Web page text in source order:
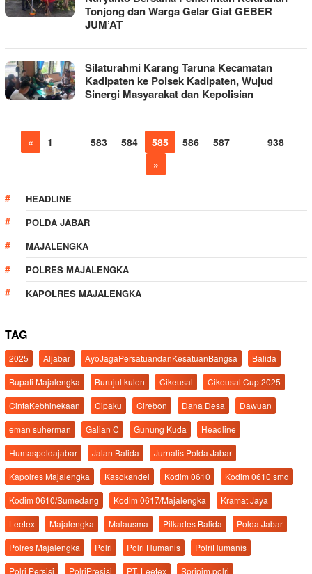
Tonjong dan Warga Gelar Giat GEBER
JUM’AT
Silaturahmi Karang Taruna Kecamatan
Kadipaten ke Polsek Kadipaten, Wujud
Sinergi Masyarakat dan Kepolisian
« 1 583 584 585 586 587
938
»
HEADLINE
POLDA JABAR
MAJALENGKA
POLRES MAJALENGKA
KAPOLRES MAJALENGKA
TAG
2025 Aljabar AyoJagaPersatuandanKesatuanBangsa
Balida
Bupati Majalengka
Burujul kulon Cikeusal
Cikeusal Cup 2025
CintaKebhinekaan
Cipaku Cirebon Dana Desa
Dawuan
eman suherman
Galian C Gunung Kuda
Headline
Humaspoldajabar
Jalan Balida
Jurnalis Polda Jabar
Kapolres Majalengka
Kasokandel Kodim 0610
Kodim 0610 smd
Kodim 0610/Sumedang
Kodim 0617/Majalengka
Kramat Jaya
Leetex
Majalengka Malausma Pilkades Balida
Polda Jabar
Polres Majalengka
Polri Polri Humanis
PolriHumanis
Polri Persisi
PolriPresisi PT. Leetex Spripim.polri